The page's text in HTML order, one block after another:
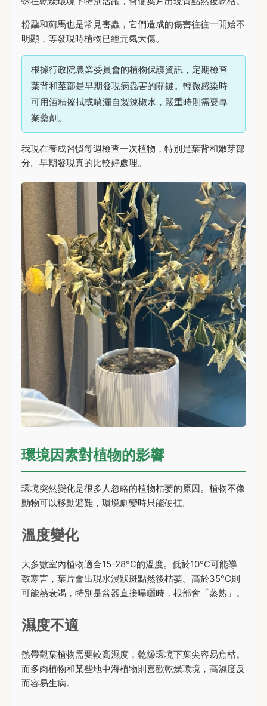
粉蝨和薊馬也是常見害蟲，它們造成的傷害往往一開始不
明顯，等發現時植物已經元氣大傷。
根據行政院農業委員會的植物保護資訊，定期檢查
葉背和莖部是早期發現病蟲害的關鍵。輕微感染時
可用酒精擦拭或噴灑自製辣椒水，嚴重時則需要專
業藥劑。
我現在養成習慣每週檢查一次植物，特別是葉背和嫩芽部
分。早期發現真的比較好處理。
環境因素對植物的影響
環境突然變化是很多人忽略的植物枯萎的原因。植物不像
動物可以移動避難，環境劇變時只能硬扛。
溫度變化
大多數室內植物適合15-28°C的溫度。低於10°C可能導
致寒害，葉片會出現水浸狀斑點然後枯萎。高於35°C則
可能熱衰竭，特別是盆器直接曝曬時，根部會「蒸熟」。
濕度不適
熱帶觀葉植物需要較高濕度，乾燥環境下葉尖容易焦枯。
而多肉植物和某些地中海植物則喜歡乾燥環境，高濕度反
而容易生病。